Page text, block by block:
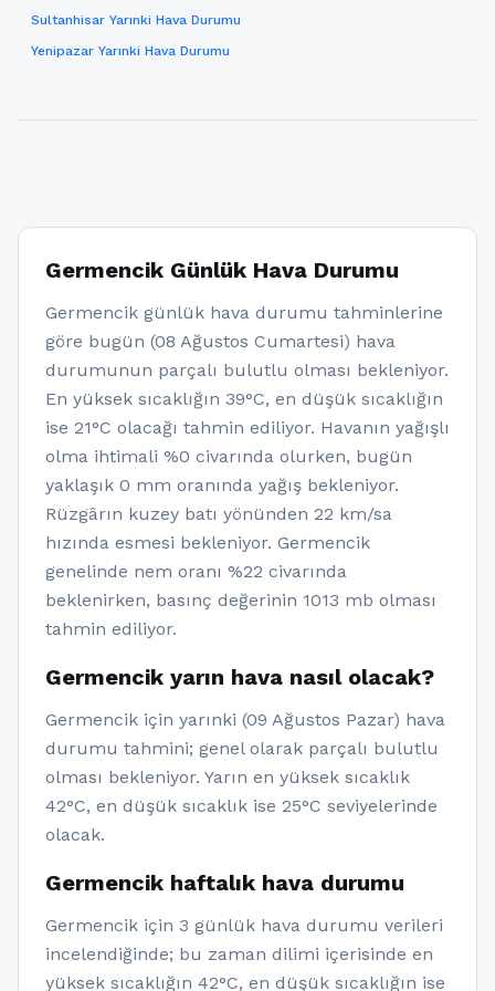
Sultanhisar Yarınki Hava Durumu
Yenipazar Yarınki Hava Durumu
Germencik Günlük Hava Durumu
Germencik günlük hava durumu tahminlerine
göre bugün (08 Ağustos Cumartesi) hava
durumunun parçalı bulutlu olması bekleniyor.
En yüksek sıcaklığın 39°C, en düşük sıcaklığın
ise 21°C olacağı tahmin ediliyor. Havanın yağışlı
olma ihtimali %0 civarında olurken, bugün
yaklaşık 0 mm oranında yağış bekleniyor.
Rüzgârın kuzey batı yönünden 22 km/sa
hızında esmesi bekleniyor. Germencik
genelinde nem oranı %22 civarında
beklenirken, basınç değerinin 1013 mb olması
tahmin ediliyor.
Germencik yarın hava nasıl olacak?
Germencik için yarınki (09 Ağustos Pazar) hava
durumu tahmini; genel olarak parçalı bulutlu
olması bekleniyor. Yarın en yüksek sıcaklık
42°C, en düşük sıcaklık ise 25°C seviyelerinde
olacak.
Germencik haftalık hava durumu
Germencik için 3 günlük hava durumu verileri
incelendiğinde; bu zaman dilimi içerisinde en
yüksek sıcaklığın 42°C, en düşük sıcaklığın ise